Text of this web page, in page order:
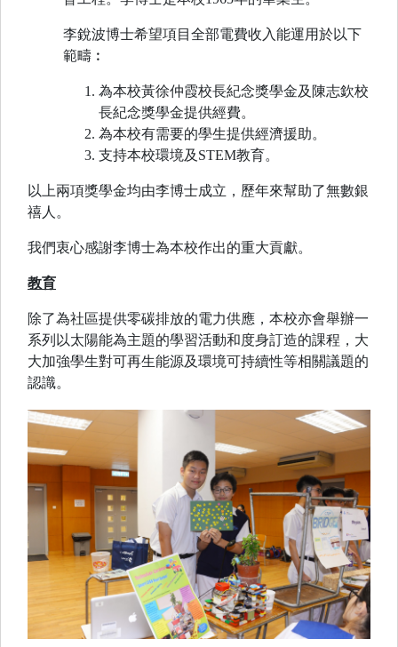
李銳波博士希望項目全部電費收入能運用於以下
範疇︰
為本校黃徐仲霞校長紀念獎學金及陳志欽校
長紀念獎學金提供經費。
為本校有需要的學生提供經濟援助。
支持本校環境及STEM教育。
以上兩項獎學金均由李博士成立，歷年來幫助了無數銀
禧人。
我們衷心感謝李博士為本校作出的重大貢獻。
教育
除了為社區提供零碳排放的電力供應，本校亦會舉辦一
系列以太陽能為主題的學習活動和度身訂造的課程，大
大加強學生對可再生能源及環境可持續性等相關議題的
認識。